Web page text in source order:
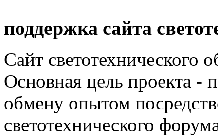
поддержка сайта
Сайт светотехнического
Основная цель проекта -
обмену опытом
светотехнического